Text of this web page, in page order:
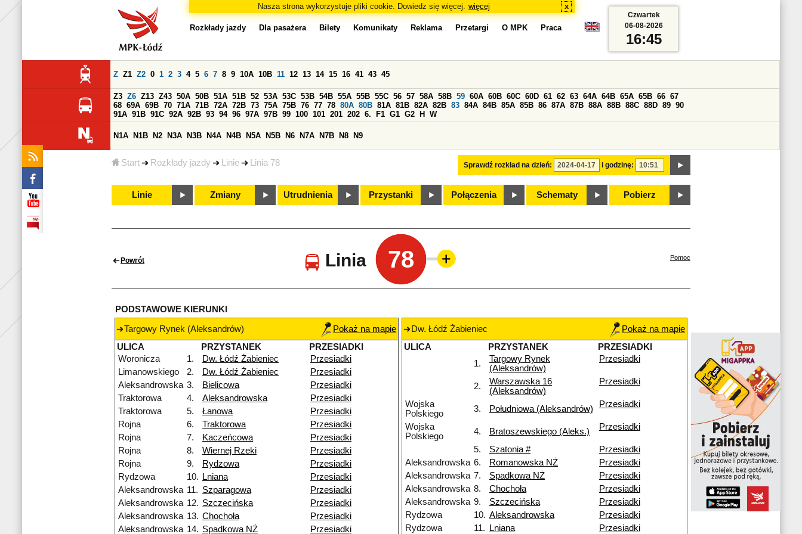
Nasza strona wykorzystuje pliki cookie. Dowiedz się więcej. więcej x
Start Rozkłady jazdy Linie Linia 78
Rozkłady jazdy Dla pasażera Bilety Komunikaty Reklama Przetargi O MPK Praca
Sprawdź rozkład na dzień: i godzinę:
Z Z1 Z2 0 1 2 3 4 5 6 7 8 9 10A 10B 11 12 13 14 15 16 41 43 45
Z3 Z6 Z13 Z43 50A 50B 51A 51B 52 53A 53C 53B 54B 55A 55B 55C 56 57 58A 58B 59 60A 60B 60C 60D 61 62 63 64A 64B 65A 65B 66 67
68 69A 69B 70 71A 71B 72A 72B 73 75A 75B 76 77 78 80A 80B 81A 81B 82A 82B 83 84A 84B 85A 85B 86 87A 87B 88A 88B 88C 88D 89 90
91A 91B 91C 92A 92B 93 94 96 97A 97B 99 100 101 201 202 6. F1 G1 G2 H W
N1A N1B N2 N3A N3B N4A N4B N5A N5B N6 N7A N7B N8 N9
Linie Zmiany Utrudnienia Przystanki Połączenia Schematy Pobierz
Czwartek
06-08-2026
16:45
Powrót Linia 78 Pomoc
PODSTAWOWE KIERUNKI
Targowy Rynek (Aleksandrów)
Pokaż na mapie
ULICA
PRZYSTANEK
PRZESIADKI
Woronicza
1. Dw. Łódź Żabieniec
Przesiadki
Limanowskiego
2. Dw. Łódź Żabieniec
Przesiadki
Aleksandrowska 3. Bielicowa
Przesiadki
Traktorowa
4. Aleksandrowska
Przesiadki
Traktorowa
5. Łanowa
Przesiadki
Rojna
6. Traktorowa
Przesiadki
Rojna
7. Kaczeńcowa
Przesiadki
Rojna
8. Wiernej Rzeki
Przesiadki
Rojna
9. Rydzowa
Przesiadki
Rydzowa
10. Lniana
Przesiadki
Aleksandrowska 11. Szparagowa
Przesiadki
Aleksandrowska 12. Szczecińska
Przesiadki
Aleksandrowska 13. Chochoła
Przesiadki
Aleksandrowska 14. Spadkowa NŻ Przesiadki
Dw. Łódź Żabieniec
Pokaż na mapie
ULICA
PRZYSTANEK
PRZESIADKI
1.
Targowy Rynek
(Aleksandrów)
Przesiadki
2.
Warszawska 16
(Aleksandrów)
Przesiadki
Wojska
Polskiego
3. Południowa (Aleksandrów) Przesiadki
Wojska
Polskiego
4. Bratoszewskiego (Aleks.) Przesiadki
5. Szatonia #
Przesiadki
Aleksandrowska 6. Romanowska NŻ
Przesiadki
Aleksandrowska 7. Spadkowa NŻ
Przesiadki
Aleksandrowska 8. Chochoła
Przesiadki
Aleksandrowska 9. Szczecińska
Przesiadki
Rydzowa
10. Aleksandrowska
Przesiadki
Rydzowa
11. Lniana Przesiadki